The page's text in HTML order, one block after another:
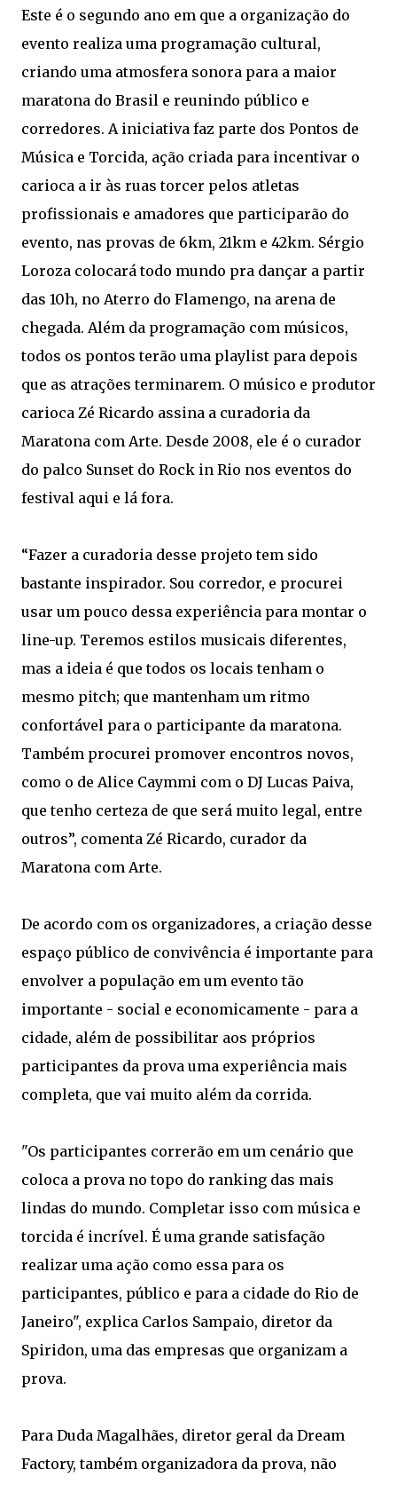
Este é o segundo ano em que a organização do
evento realiza uma programação cultural,
criando uma atmosfera sonora para a maior
maratona do Brasil e reunindo público e
corredores. A iniciativa faz parte dos Pontos de
Música e Torcida, ação criada para incentivar o
carioca a ir às ruas torcer pelos atletas
profissionais e amadores que participarão do
evento, nas provas de 6km, 21km e 42km. Sérgio
Loroza colocará todo mundo pra dançar a partir
das 10h, no Aterro do Flamengo, na arena de
chegada. Além da programação com músicos,
todos os pontos terão uma playlist para depois
que as atrações terminarem. O músico e produtor
carioca Zé Ricardo assina a curadoria da
Maratona com Arte. Desde 2008, ele é o curador
do palco Sunset do Rock in Rio nos eventos do
festival aqui e lá fora.
“Fazer a curadoria desse projeto tem sido
bastante inspirador. Sou corredor, e procurei
usar um pouco dessa experiência para montar o
line-up. Teremos estilos musicais diferentes,
mas a ideia é que todos os locais tenham o
mesmo pitch; que mantenham um ritmo
confortável para o participante da maratona.
Também procurei promover encontros novos,
como o de Alice Caymmi com o DJ Lucas Paiva,
que tenho certeza de que será muito legal, entre
outros”, comenta Zé Ricardo, curador da
Maratona com Arte.
De acordo com os organizadores, a criação desse
espaço público de convivência é importante para
envolver a população em um evento tão
importante - social e economicamente - para a
cidade, além de possibilitar aos próprios
participantes da prova uma experiência mais
completa, que vai muito além da corrida.
"Os participantes correrão em um cenário que
coloca a prova no topo do ranking das mais
lindas do mundo. Completar isso com música e
torcida é incrível. É uma grande satisfação
realizar uma ação como essa para os
participantes, público e para a cidade do Rio de
Janeiro", explica Carlos Sampaio, diretor da
Spiridon, uma das empresas que organizam a
prova.
Para Duda Magalhães, diretor geral da Dream
Factory, também organizadora da prova, não